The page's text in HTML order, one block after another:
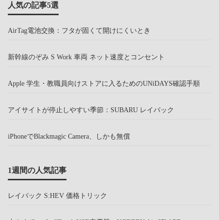
人気の記事5選
AirTag電池交換：フタが固くて開けにくいとき
新幹線のぞみ S Work 車両 ネット速度とコンセント
Apple 学生・教職員向けストアに入るためのUNiDAYS確認手順
アイサイトが停止しやすい季節：SUBARU レイバック
iPhoneでBlackmagic Camera、しかも無償
1週間の人気記事
レイバック S:HEV 価格トリック